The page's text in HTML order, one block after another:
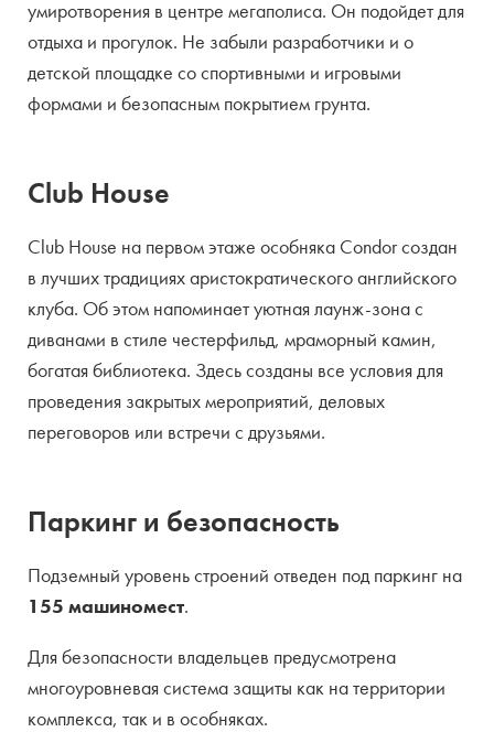
умиротворения в центре мегаполиса. Он подойдет для
отдыха и прогулок. Не забыли разработчики и о
детской площадке со спортивными и игровыми
формами и безопасным покрытием грунта.
Сlub House
Сlub House на первом этаже особняка Condor создан
в лучших традициях аристократического английского
клуба. Об этом напоминает уютная лаунж-зона с
диванами в стиле честерфильд, мраморный камин,
богатая библиотека. Здесь созданы все условия для
проведения закрытых мероприятий, деловых
переговоров или встречи с друзьями.
Паркинг и безопасность
Подземный уровень строений отведен под паркинг на
155 машиномест.
Для безопасности владельцев предусмотрена
многоуровневая система защиты как на территории
комплекса, так и в особняках.